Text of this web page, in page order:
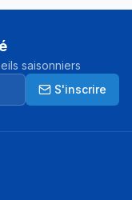
saisonniers
S'inscrire